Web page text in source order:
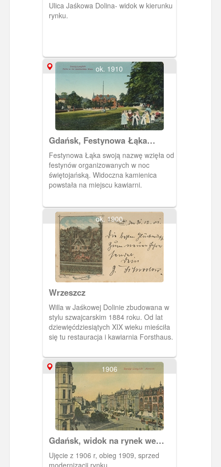
Ulica Jaśkowa Dolina- widok w kierunku
rynku.
ok. 1910
Gdańsk, Festynowa Łąka
Jaśkowej Doliny
Festynowa Łąka swoją nazwę wzięła od
festynów organizowanych w noc
świętojańską. Widoczna kamienica
powstała na miejscu kawiarni.
ok. 1900
Wrzeszcz
Willa w Jaśkowej Dolinie zbudowana w
stylu szwajcarskim 1884 roku. Od lat
dziewięćdziesiątych XIX wieku mieściła
się tu restauracja i kawiarnia Forsthaus.
1906
Gdańsk, widok na rynek we
Wrzeszczu od strony
południowej.
Ujęcie z 1906 r, obieg 1909, sprzed